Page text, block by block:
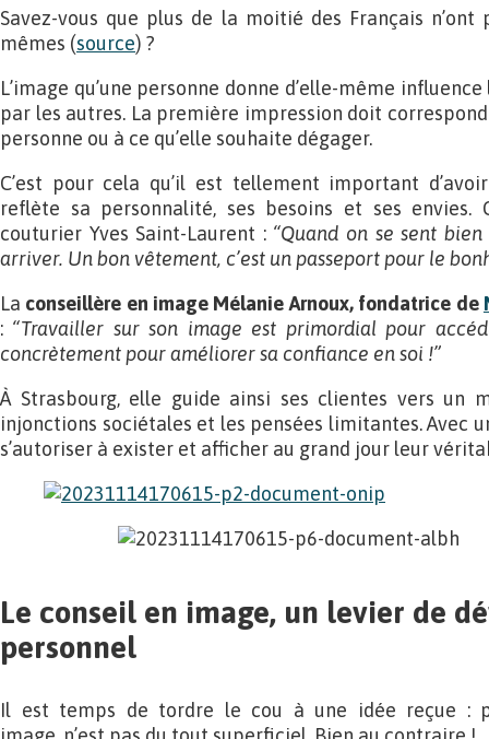
Savez-vous que plus de la moitié des Français n’ont
mêmes (source) ?
L’image qu’une personne donne d’elle-même
par les autres. La première impression doit
personne ou à ce qu’elle souhaite dégager.
C’est pour cela qu’il est tellement important
reflète sa personnalité, ses besoins et ses
couturier Yves Saint-Laurent : “Quand on se sent
arriver. Un bon vêtement, c’est un passeport pour le
La conseillère en image Mélanie Arnoux, fondatrice de
: “Travailler sur son image est primordial pour
concrètement pour améliorer sa confiance en soi !”
À Strasbourg, elle guide ainsi ses clientes vers un
injonctions sociétales et les pensées limitantes. Avec
s’autoriser à exister et afficher au grand jour leur
Le conseil en image, un levier de
personnel
Il est temps de tordre le cou à une idée reçue :